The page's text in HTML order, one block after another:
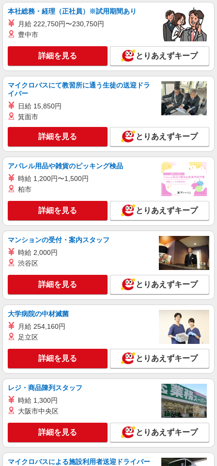
派遣社員
株式会社kotrio /●SI-H-2101955
【職場環境◎】よすぎて全私が泣いた≫看護助
時給1600円〜2250円 ＜日払い有/週払い有/交
通費全支給(ガソリン代含む)＞
和光市//和光市駅すぐ
詳細を見る
派遣社員
株式会社kotrio /●SI-H-2076162
和光市駅＊看護助手(資格経験不問)募集♪食事
配膳などの補助業務
時給1600円〜2250円 ＜日払い有/週払い有/交
通費全支給(ガソリン代含む)＞
和光市//和光市駅すぐ
キープ 詳細を見る
≪正社員≫和光市駅＊看護助手としてキャリア
【正社員】月給240,000〜400,000円 ・基本
給：200,000円〜220,000円 ・資格手当：10,000〜
30,000円 ・役職手当：10,000〜70,000円 ・処遇改
善手当：20,000〜60,000円（勤続年数、保有資格
により変動） ・固定残業手当：20,000円（10時
間） ※固定残業時間を超過する場合には超過勤務
手当として別途支給 ・夜勤手当：10,000円/1回
（上記給与とは別に支給） 下記資格をお持ちの方
歓迎 ・認知症介護基礎研修 ・初任者研修 ・実務
埼玉県和光市
キープ 詳細を見る
派遣社員
株式会社kotrio /●SI-H-2093726
善は急げ≫≫≫履歴書不要＆面接なし！駅チカ
病院で看護助手急募
時給1600円〜2250円 ＜日払い有/週払い有/交
キープ 詳細を見る
株式会社kotrio /●SW-S-2080042
和光市駅＊病院の看護助手│残業ほぼなし！経
本社総務・経理（正社員）※試用期間あり
月給 222,750円〜230,750円
豊中市
詳細を見る とりあえずキープ
マイクロバスにて教習所に通う生徒の送迎ドラ
イバー
日給 15,850円
箕面市
詳細を見る とりあえずキープ
アパレル用品や雑貨のピッキング検品
時給 1,200円〜1,500円
柏市
詳細を見る とりあえずキープ
マンションの受付・案内スタッフ
時給 2,000円
渋谷区
詳細を見る とりあえずキープ
大学病院の中材滅菌
月給 254,160円
足立区
詳細を見る とりあえずキープ
レジ・商品陳列スタッフ
時給 1,300円
大阪市中央区
詳細を見る とりあえずキープ
マイクロバスによる施設利用者送迎ドライバー